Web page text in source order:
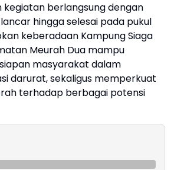
kegiatan berlangsung dengan
hingga selesai pada pukul
keberadaan Kampung Siaga
Meurah Dua mampu
masyarakat dalam
darurat, sekaligus memperkuat
terhadap berbagai potensi